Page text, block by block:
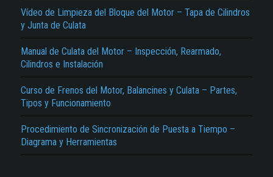
Vídeo de Limpieza del Bloque del Motor – Tapa de Cilindros
y Junta de Culata
Manual de Culata del Motor – Inspección, Rearmado,
Cilindros e Instalación
Curso de Frenos del Motor, Balancines y Culata – Partes,
Tipos y Funcionamiento
Procedimiento de Sincronización de Puesta a Tiempo –
Diagrama y Herramientas
No carga o no se visualiza el contenido.
Reportar otro tipo de error...